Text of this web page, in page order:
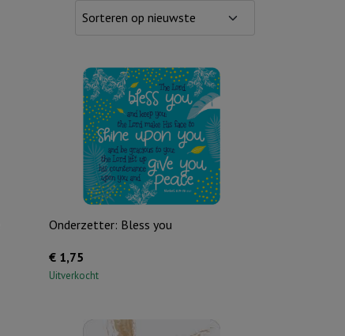
Onderzetter: Bless you
€1,75
Uitverkocht